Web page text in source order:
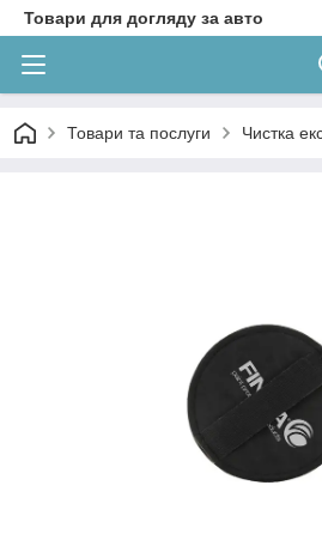
Товари для догляду за авто
Товари та послуги Чистка